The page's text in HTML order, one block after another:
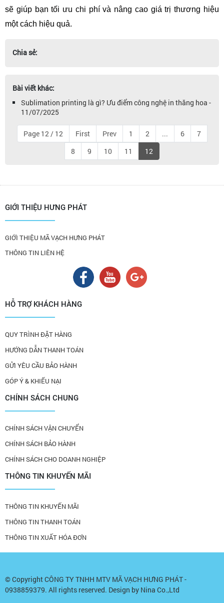
sẽ giúp bạn tối ưu chi phí và nâng cao giá trị thương hiệu
một cách hiệu quả.
Chia sẻ:
Bài viết khác:
Sublimation printing là gì? Ưu điểm công nghệ in thăng hoa -
11/07/2025
Page 12 / 12 First Prev 1 2 ... 6
7
8
9 10 11 12
GIỚI THIỆU HƯNG PHÁT
GIỚI THIỆU MÃ VẠCH HƯNG PHÁT
THÔNG TIN LIÊN HỆ
HỖ TRỢ KHÁCH HÀNG
QUY TRÌNH ĐẶT HÀNG
HƯỚNG DẪN THANH TOÁN
GỬI YÊU CẦU BẢO HÀNH
GÓP Ý & KHIẾU NẠI
CHÍNH SÁCH CHUNG
CHÍNH SÁCH VẬN CHUYỂN
CHÍNH SÁCH BẢO HÀNH
CHÍNH SÁCH CHO DOANH NGHIỆP
THÔNG TIN KHUYẾN MÃI
THÔNG TIN KHUYẾN MÃI
THÔNG TIN THANH TOÁN
THÔNG TIN XUẤT HÓA ĐƠN
© CopyrightCÔNG TY TNHH MTV MÃ VẠCH HƯNG PHÁT -
0938859379. All rights reserved. Design by Nina Co.,Ltd